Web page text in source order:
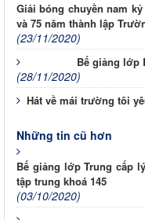
Giải bóng chuyền nam
và 75 năm thành lập
(23/11/2020)
Bế giảng lớp
(28/11/2020)
Hát về mái trường tôi
Những tin cũ hơn
Bế giảng lớp Trung cấp
tập trung khoá 145
(03/10/2020)